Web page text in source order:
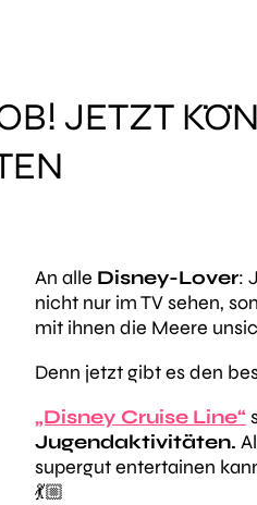
JETZT
An alle Disney-Lover:
nicht nur im TV sehen,
mit ihnen die Meere
Denn jetzt gibt es den
„Disney Cruise Line“
Jugendaktivitäten.
supergut entertainen
💃🏼